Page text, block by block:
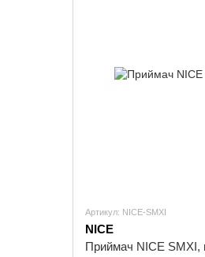
Артикул: NICE-SMXI
NICE
Приймач NICE SMXI,